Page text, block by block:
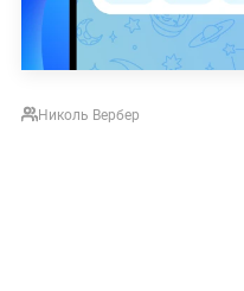
Николь Вербер